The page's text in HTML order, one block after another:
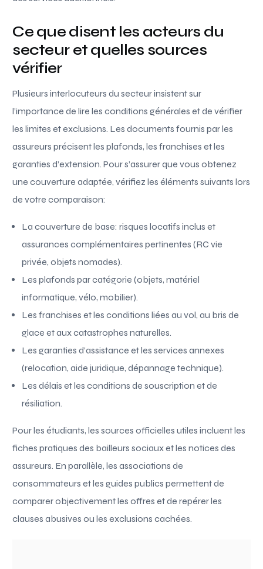
Ce que disent les acteurs du
secteur et quelles sources
vérifier
Plusieurs interlocuteurs du secteur insistent sur
l’importance de lire les conditions générales et de vérifier
les limites et exclusions. Les documents fournis par les
assureurs précisent les plafonds, les franchises et les
garanties d’extension. Pour s’assurer que vous obtenez
une couverture adaptée, vérifiez les éléments suivants lors
de votre comparaison:
La couverture de base: risques locatifs inclus et
assurances complémentaires pertinentes (RC vie
privée, objets nomades).
Les plafonds par catégorie (objets, matériel
informatique, vélo, mobilier).
Les franchises et les conditions liées au vol, au bris de
glace et aux catastrophes naturelles.
Les garanties d’assistance et les services annexes
(relocation, aide juridique, dépannage technique).
Les délais et les conditions de souscription et de
résiliation.
Pour les étudiants, les sources officielles utiles incluent les
fiches pratiques des bailleurs sociaux et les notices des
assureurs. En parallèle, les associations de
consommateurs et les guides publics permettent de
comparer objectivement les offres et de repérer les
clauses abusives ou les exclusions cachées.